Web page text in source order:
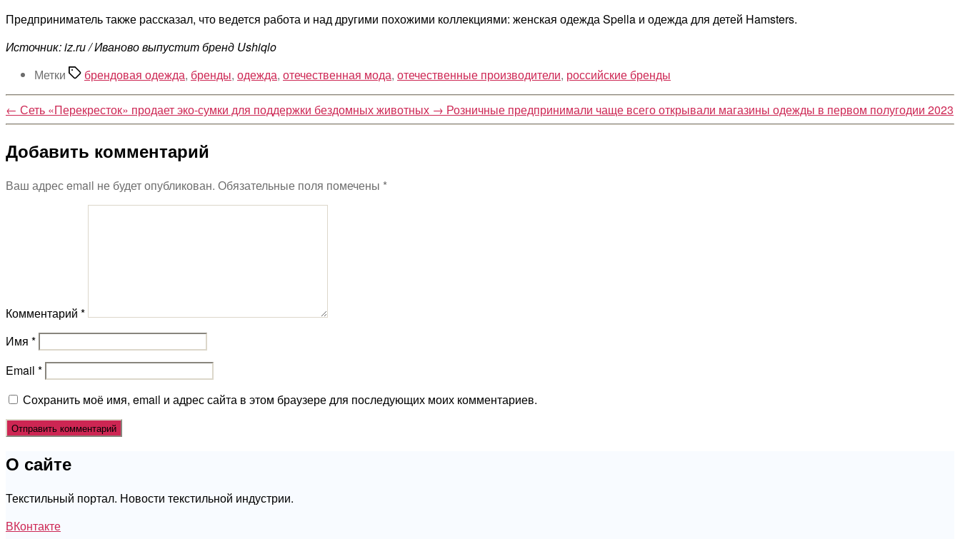
Предприниматель также рассказал, что ведется работа и над другими похожими коллекциями: женская одежда Spella и одежда для детей Hamsters.
Источник: iz.ru / Иваново выпустит бренд Ushiqlo
Метки
брендовая одежда, бренды, одежда, отечественная мода, отечественные производители, российские бренды
← Сеть «Перекресток» продает эко-сумки для поддержки бездомных животных → Розничные предпринимали чаще всего открывали магазины одежды в первом полугодии 2023
Добавить комментарий
Ваш адрес email не будет опубликован. Обязательные поля помечены *
Комментарий *
Имя *
Email *
Сохранить моё имя, email и адрес сайта в этом браузере для последующих моих комментариев.
О сайте
Текстильный портал. Новости текстильной индустрии.
ВКонтакте